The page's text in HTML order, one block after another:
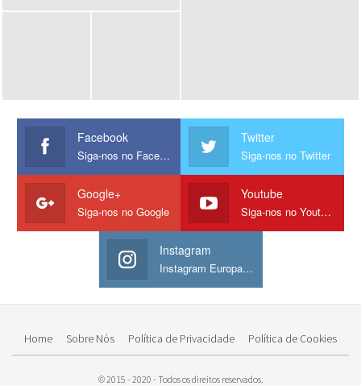
Facebook
Siga-nos no Facebook
Twitter
Siga-nos no Twitter
Google+
Siga-nos no Google
Youtube
Siga-nos no Youtube
Instagram
Instagram Europamos
Home Sobre Nós Política de Privacidade Política de Cookies
© 2015 - 2020 - Todos os direitos reservados.